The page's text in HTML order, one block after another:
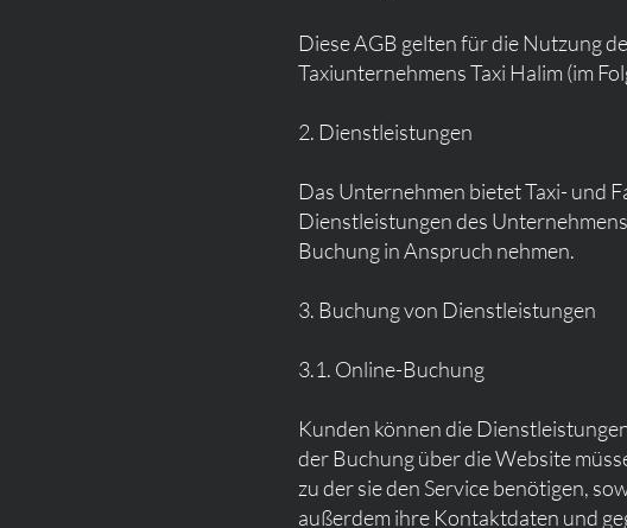
Diese AGB gelten für die Nutzung
Taxiunternehmens Taxi Halim (im
2. Dienstleistungen
Das Unternehmen bietet Taxi- und
Dienstleistungen des
Buchung in Anspruch nehmen.
3. Buchung von Dienstleistungen
3.1. Online-Buchung
Kunden können die
der Buchung über die Website
zu der sie den Service benötigen,
außerdem ihre Kontaktdaten und